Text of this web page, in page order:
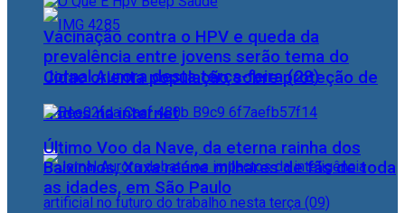
Cidac orienta população sobre proteção de
dados na internet
Vacinação contra o HPV e queda da
prevalência entre jovens serão tema do
Jornal Aurora desta terça-feira (28)
Último Voo da Nave, da eterna rainha dos
Baixinhos, Xuxa reúne milhares de fãs de toda
as idades, em São Paulo